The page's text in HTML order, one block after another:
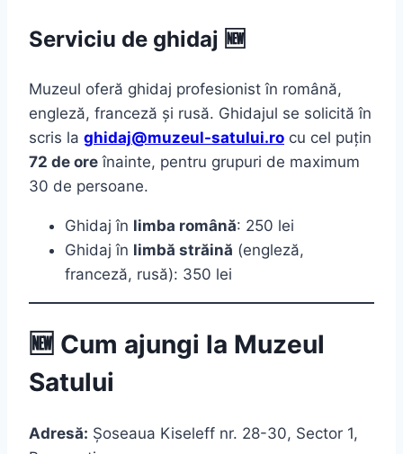
Serviciu de ghidaj 🆕
Muzeul oferă ghidaj profesionist în română,
engleză, franceză și rusă. Ghidajul se solicită în
scris la ghidaj@muzeul-satului.ro cu cel puțin
72 de ore înainte, pentru grupuri de maximum
30 de persoane.
Ghidaj în limba română: 250 lei
Ghidaj în limbă străină (engleză,
franceză, rusă): 350 lei
🆕 Cum ajungi la Muzeul
Satului
Adresă: Șoseaua Kiseleff nr. 28-30, Sector 1,